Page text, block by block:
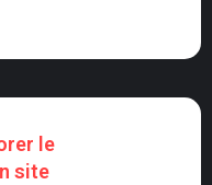
le
site